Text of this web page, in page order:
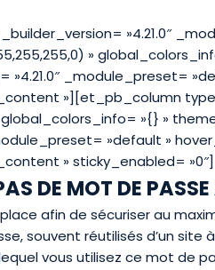
»4.21.0″
»
»4.21.0″ _module_preset=
»][et_pb_column
global_colors_info= »{} »
»default »
» sticky_enabled= »0″]
DE MOT DE
afin de sécuriser au
souvent réutilisés d’un
vous utilisez ce mot de